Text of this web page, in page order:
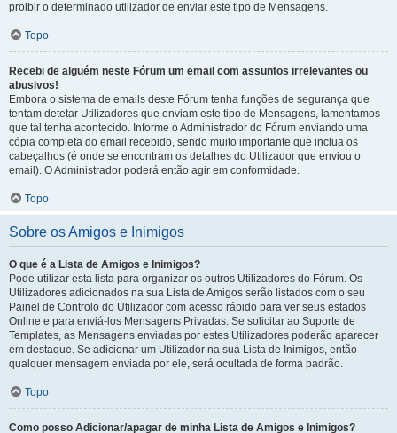
proibir o determinado utilizador de enviar este tipo de Mensagens.
Topo
Recebi de alguém neste Fórum um email com assuntos irrelevantes ou
abusivos!
Embora o sistema de emails deste Fórum tenha funções de segurança que
tentam detetar Utilizadores que enviam este tipo de Mensagens, lamentamos
que tal tenha acontecido. Informe o Administrador do Fórum enviando uma
cópia completa do email recebido, sendo muito importante que inclua os
cabeçalhos (é onde se encontram os detalhes do Utilizador que enviou o
email). O Administrador poderá então agir em conformidade.
Topo
Sobre os Amigos e Inimigos
O que é a Lista de Amigos e Inimigos?
Pode utilizar esta lista para organizar os outros Utilizadores do Fórum. Os
Utilizadores adicionados na sua Lista de Amigos serão listados com o seu
Painel de Controlo do Utilizador com acesso rápido para ver seus estados
Online e para enviá-los Mensagens Privadas. Se solicitar ao Suporte de
Templates, as Mensagens enviadas por estes Utilizadores poderão aparecer
em destaque. Se adicionar um Utilizador na sua Lista de Inimigos, então
qualquer mensagem enviada por ele, será ocultada de forma padrão.
Topo
Como posso Adicionar/apagar de minha Lista de Amigos e Inimigos?